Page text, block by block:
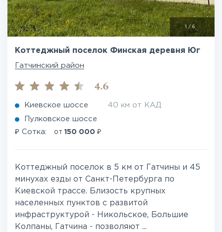
1/6
Коттеджный поселок Финская деревня Юг
Гатчинский район
4.6
Киевское шоссе 40 км от КАД
Пулковское шоссе
₽ Сотка: от 150 000 ₽
Коттеджный поселок в 5 км от Гатчины и 45
минухах езды от Санкт-Петербурга по
Киевской трассе. Близость крупных
населенных пунктов с развитой
инфраструктурой - Никольское, Большие
Колпаны, Гатчина - позволяют ...